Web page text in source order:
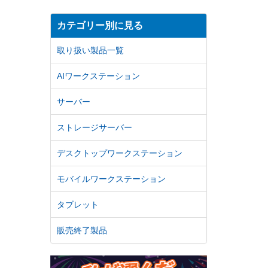
カテゴリー別に見る
取り扱い製品一覧
AIワークステーション
サーバー
ストレージサーバー
デスクトップワークステーション
モバイルワークステーション
タブレット
販売終了製品